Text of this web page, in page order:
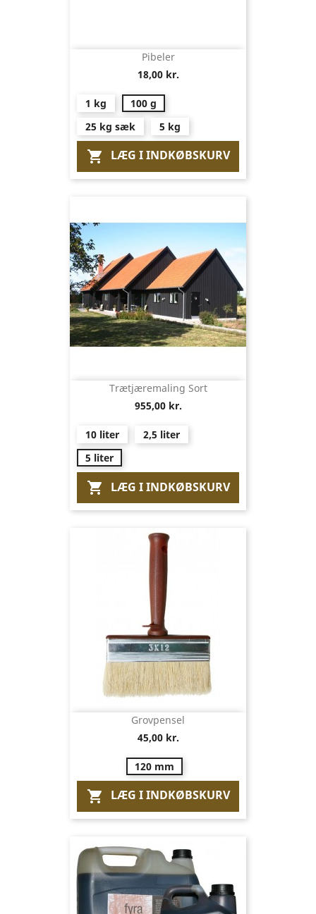
Pibeler
18,00 kr.
1 kg
100 g
25 kg sæk
5 kg
 LÆG I INDKØBSKURV
Trætjæremaling Sort
955,00 kr.
10 liter
2,5 liter
5 liter
 LÆG I INDKØBSKURV
Grovpensel
45,00 kr.
120 mm
 LÆG I INDKØBSKURV